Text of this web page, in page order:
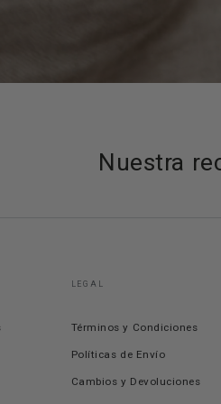
Nuestra
LEGAL
Términos y Condiciones
Políticas de Envío
Cambios y Devoluciones